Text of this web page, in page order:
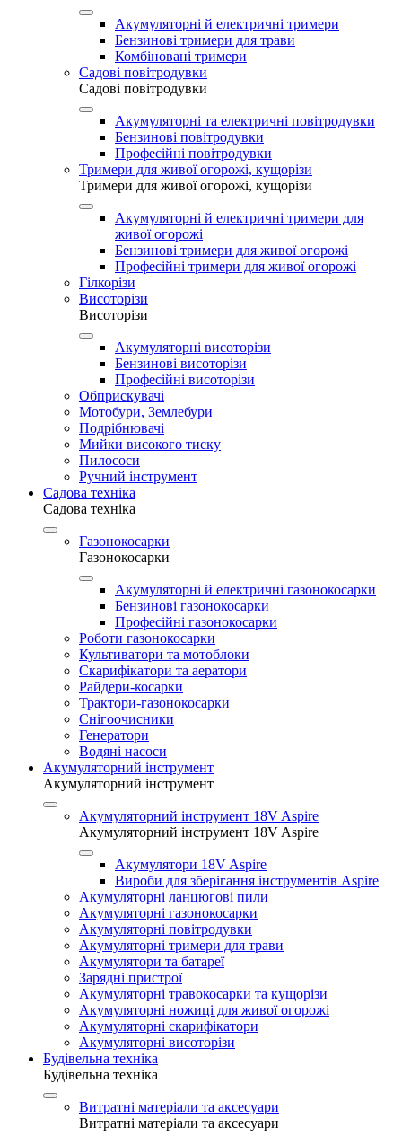
Акумуляторні й електричні тримери
Бензинові тримери для трави
Комбіновані тримери
Садові повітродувки
Садові повітродувки
Акумуляторні та електричні повітродувки
Бензинові повітродувки
Професійні повітродувки
Тримери для живої огорожі, кущорізи
Тримери для живої огорожі, кущорізи
Акумуляторні й електричні тримери для
живої огорожі
Бензинові тримери для живої огорожі
Професійні тримери для живої огорожі
Гілкорізи
Висоторізи
Висоторізи
Акумуляторні висоторізи
Бензинові висоторізи
Професійні висоторізи
Обприскувачі
Мотобури, Землебури
Подрібнювачі
Мийки високого тиску
Пилососи
Ручний інструмент
Садова техніка
Садова техніка
Газонокосарки
Газонокосарки
Акумуляторні й електричні газонокосарки
Бензинові газонокосарки
Професійні газонокосарки
Роботи газонокосарки
Культиватори та мотоблоки
Скарифікатори та аератори
Райдери-косарки
Трактори-газонокосарки
Снігоочисники
Генератори
Водяні насоси
Акумуляторний інструмент
Акумуляторний інструмент
Акумуляторний інструмент 18V Aspire
Акумуляторний інструмент 18V Aspire
Акумулятори 18V Aspire
Вироби для зберігання інструментів Aspire
Акумуляторні ланцюгові пили
Акумуляторні газонокосарки
Акумуляторні повітродувки
Акумуляторні тримери для трави
Акумулятори та батареї
Зарядні пристрої
Акумуляторні травокосарки та кущорізи
Акумуляторні ножиці для живої огорожі
Акумуляторні скарифікатори
Акумуляторні висоторізи
Будівельна техніка
Будівельна техніка
Витратні матеріали та аксесуари
Витратні матеріали та аксесуари